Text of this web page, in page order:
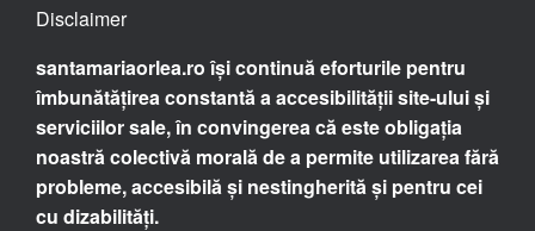
Disclaimer
santamariaorlea.ro își continuă eforturile pentru
îmbunătățirea constantă a accesibilității site-ului și
serviciilor sale, în convingerea că este obligația
noastră colectivă morală de a permite utilizarea fără
probleme, accesibilă și nestingherită și pentru cei
cu dizabilități.